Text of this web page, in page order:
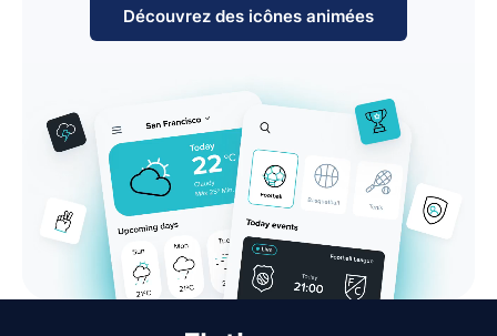
Découvrez des icônes animées